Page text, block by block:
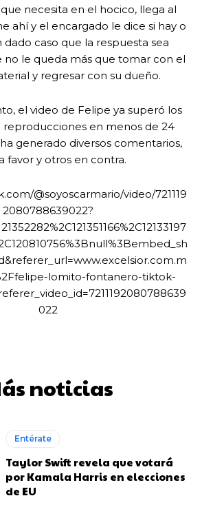
necesita en el hocico, llega al
ahí y el encargado le dice si hay o
dado caso que la respuesta sea
no le queda más que tomar con el
y regresar con su dueño.
el video de Felipe ya superó los
reproducciones en menos de 24
generado diversos comentarios,
favor y otros en contra.
@soyoscarmario/video/721119
2080788639022?
lomito-fontanero-tiktok-
022
noticias
Entérate
Taylor Swift revela que votará
por Kamala Harris en elecciones
de EU